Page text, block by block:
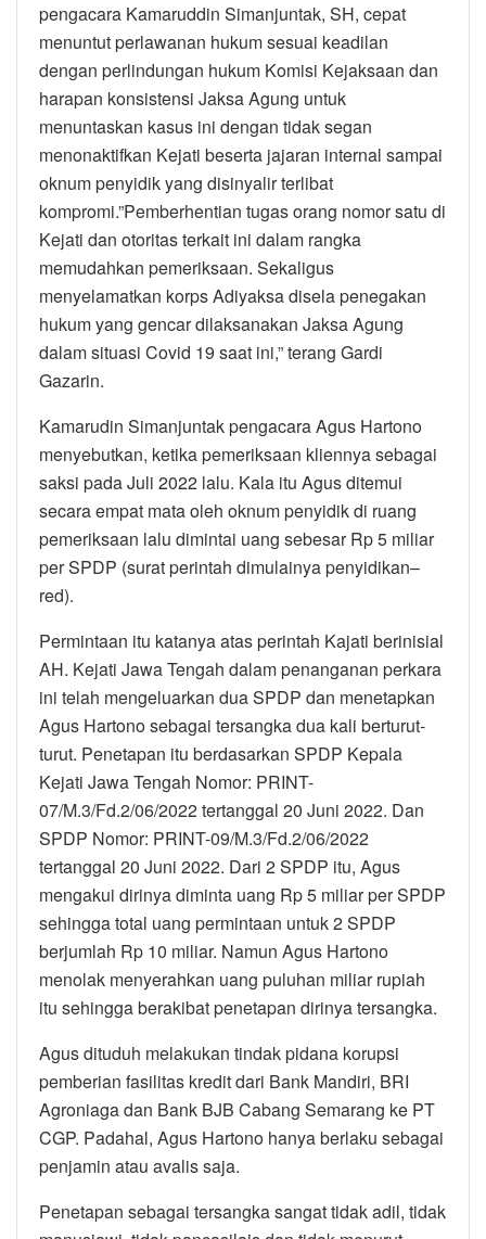
pengacara Kamaruddin Simanjuntak, SH, cepat
menuntut perlawanan hukum sesuai keadilan
dengan perlindungan hukum Komisi Kejaksaan dan
harapan konsistensi Jaksa Agung untuk
menuntaskan kasus ini dengan tidak segan
menonaktifkan Kejati beserta jajaran internal sampai
oknum penyidik yang disinyalir terlibat
kompromi.”Pemberhentian tugas orang nomor satu di
Kejati dan otoritas terkait ini dalam rangka
memudahkan pemeriksaan. Sekaligus
menyelamatkan korps Adiyaksa disela penegakan
hukum yang gencar dilaksanakan Jaksa Agung
dalam situasi Covid 19 saat ini,” terang Gardi
Gazarin.
Kamarudin Simanjuntak pengacara Agus Hartono
menyebutkan, ketika pemeriksaan kliennya sebagai
saksi pada Juli 2022 lalu. Kala itu Agus ditemui
secara empat mata oleh oknum penyidik di ruang
pemeriksaan lalu dimintai uang sebesar Rp 5 miliar
per SPDP (surat perintah dimulainya penyidikan–
red).
Permintaan itu katanya atas perintah Kajati berinisial
AH. Kejati Jawa Tengah dalam penanganan perkara
ini telah mengeluarkan dua SPDP dan menetapkan
Agus Hartono sebagai tersangka dua kali berturut-
turut. Penetapan itu berdasarkan SPDP Kepala
Kejati Jawa Tengah Nomor: PRINT-
07/M.3/Fd.2/06/2022 tertanggal 20 Juni 2022. Dan
SPDP Nomor: PRINT-09/M.3/Fd.2/06/2022
tertanggal 20 Juni 2022. Dari 2 SPDP itu, Agus
mengakui dirinya diminta uang Rp 5 miliar per SPDP
sehingga total uang permintaan untuk 2 SPDP
berjumlah Rp 10 miliar. Namun Agus Hartono
menolak menyerahkan uang puluhan miliar rupiah
itu sehingga berakibat penetapan dirinya tersangka.
Agus dituduh melakukan tindak pidana korupsi
pemberian fasilitas kredit dari Bank Mandiri, BRI
Agroniaga dan Bank BJB Cabang Semarang ke PT
CGP. Padahal, Agus Hartono hanya berlaku sebagai
penjamin atau avalis saja.
Penetapan sebagai tersangka sangat tidak adil, tidak